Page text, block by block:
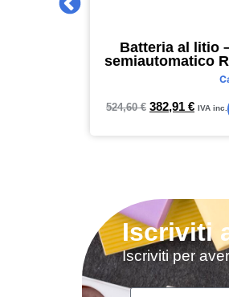
Batteria al litio
semiautomatico
524,60€ 382,91 € IVA inc.
Iscriviti
Iscriviti per